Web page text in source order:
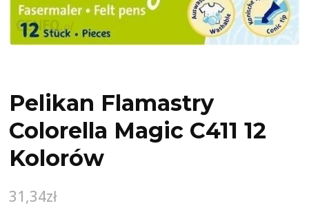
Pelikan Flamastry
Colorella Magic C411 12
Kolorów
31,34zł